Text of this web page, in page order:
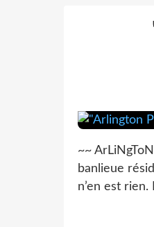
~~
banlieue
n’en est